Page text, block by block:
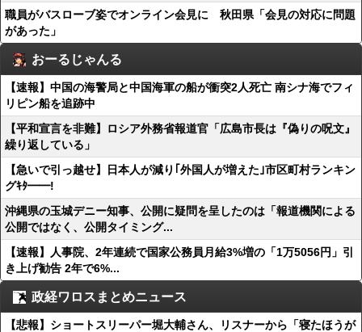
職員がバスローブ姿でオンライン会見に 秋田県「会見の対応に問題
があった」
おーるじゃんる
【速報】中国の海警局と中国海軍の船が衝突2人死亡 南シナ海でフィ
リピン船を追跡中
【平和宣言を非難】ロシア外務省報道官「広島市長は『偽りの呪文』
繰り返している」
【急いで引っ越せ】日本人が減り｢外国人が増えた｣市区町村ランキン
グｷﾀ━━!
沖縄県の玉城デニー知事、公開に疑問を呈したのは「報道機関による
公開ではなく、公開タイミング...
【速報】人事院、2年連続で国家公務員月給3%増の「1万5056円」引
き上げ勧告 2年で6%...
政経ワロスまとめニュース
【悲報】ショートスリーパー堀大輔さん、リスナーから「寝たほうが